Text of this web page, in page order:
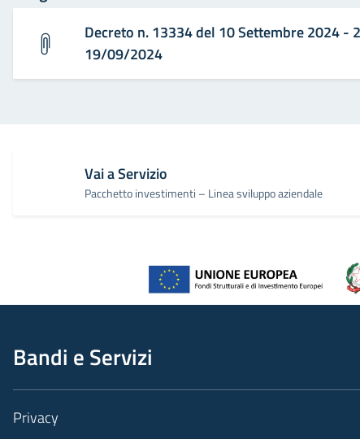
Decreto n. 13334 del 10 Settembre 2024 -
19/09/2024
Vai a Servizio
Pacchetto investimenti – Linea sviluppo aziendale
Bandi e Servizi
Privacy